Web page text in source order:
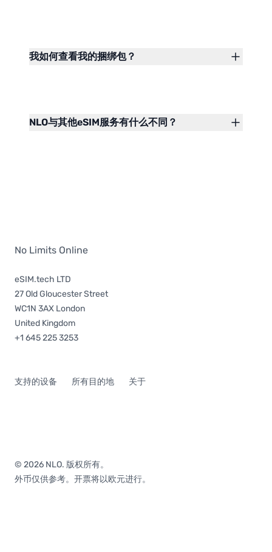
我如何查看我的捆绑包？
NLO与其他eSIM服务有什么不同？
No Limits Online
eSIM.tech LTD
27 Old Gloucester Street
WC1N 3AX London
United Kingdom
+1 645 225 3253
支持的设备 所有目的地 关于
© 2026 NLO. 版权所有。
外币仅供参考。开票将以欧元进行。